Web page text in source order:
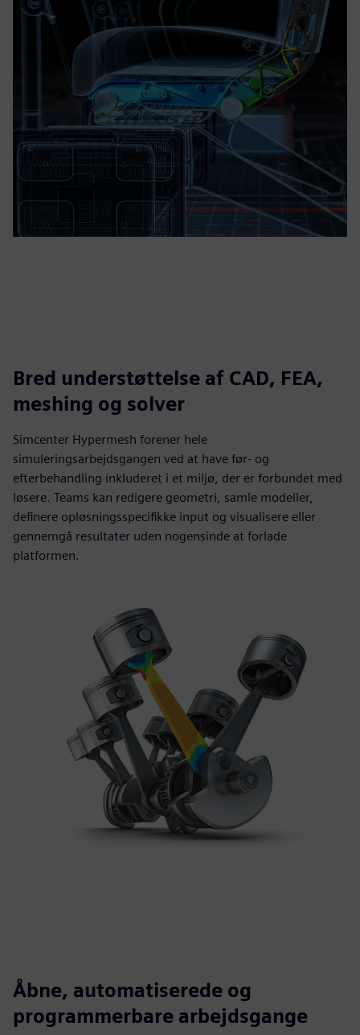
Bred understøttelse af CAD, FEA,
meshing og solver
Simcenter Hypermesh forener hele
simuleringsarbejdsgangen ved at have før- og
efterbehandling inkluderet i et miljø, der er forbundet med
løsere. Teams kan redigere geometri, samle modeller,
definere opløsningsspecifikke input og visualisere eller
gennemgå resultater uden nogensinde at forlade
platformen.
Åbne, automatiserede og
programmerbare arbejdsgange